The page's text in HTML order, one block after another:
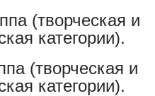
(творческая и
категории).
(творческая и
категории).